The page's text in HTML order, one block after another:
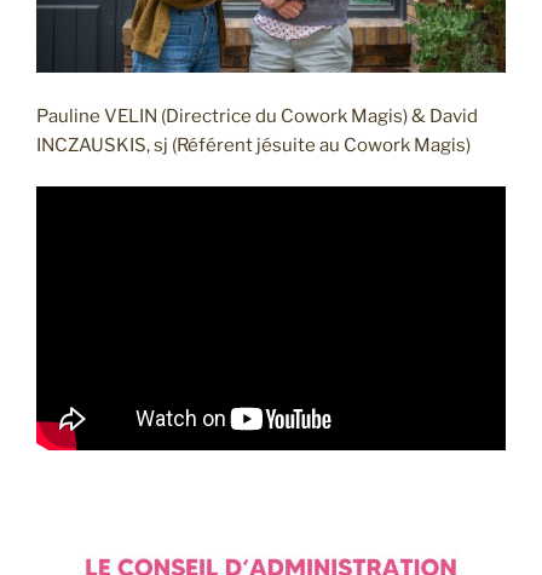
Pauline VELIN (Directrice du Cowork Magis) & David
INCZAUSKIS, sj (Référent jésuite au Cowork Magis)